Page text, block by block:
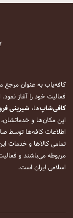
فعالیت خود را آغاز
کافی‌شاپ‌ها، شیرینی
این مکان‌ها و
اطلاعات کافه‌ها توسط
تمامی کالاها و خدمات
مربوطه می‌باشند و
اسلامی ایران است.